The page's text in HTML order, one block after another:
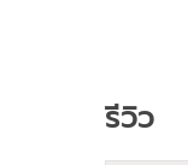
รีวิว